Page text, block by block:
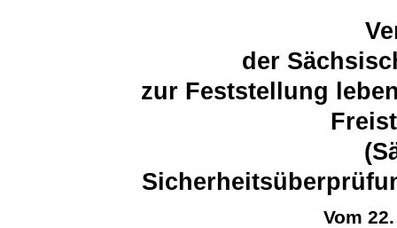
der
zur Feststellung
Vom